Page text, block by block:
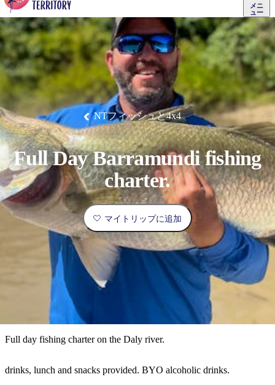
メニ
ュー
メ
イ
ン
ナ
ビ
ゲ
ー
シ
ン
エ
リ
ア
最
も
人
気
が
高
い
場
所
ウ
ト
ッ
ア
ー
ズ
ロ
ッ
ク
ダ
ー
ウ
ィ
ン
リ
ス
ス
プ
リ
ン
グ
ズ
カ
カ
ド
ゥ
国
立
公
園
チ
フ
ィ
ー
ル
ド
国
立
公
園
ワ
タ
ル
カ
国
立
公
園
テ
ィ
ウ
ィ
諸
島
ニ
ト
ミ
ル
ク
国
立
公
園
ル
ル
/
デ
ビ
ル
ズ・
マ
ー
ブ
ル
ズ
保
護
区
ジ
ャ/
ウ
ェ
ス
ト
マ
ク
ド
ネ
ル
国
立
公
園
ア
体
験
旅
行
タ
イ
地
住
民
文
化
体
験
ド
＆
ド
リ
ン
ク
ィ
バ
ル
と
イ
ベ
ン
ト
ア・
ア
ク
テ
ィ
ビ
テ
ィ
自
然
と
野
生
生
物
歴
史
と
伝
統
釣
り
ラ
グ
ジ
ュ
ア
リ
ー
な
体
験
キ
ャ
ン
ピ
ン
グ
&
グ
ラ
ン
ピ
ン
グ
旅
の
コ
ツ
計
画
と
予
約
実
的
な
情
報
宿
泊
施
設
ド
同
行
ツ
ア
ー
通
機
関
＆
レ
ン
タ
ル
プ
ラ
ン
＆
オ
フ
ァ
ー
NTフィッシュと4x4
Full Day Barramundi fishing
charter.
マイトリップに追加
Full day fishing charter on the Daly river.
drinks, lunch and snacks provided. BYO alcoholic drinks.